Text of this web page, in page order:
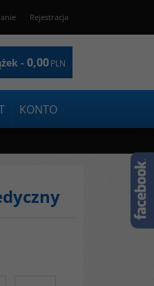
Rejestracja
- 0,00PLN
KONTO